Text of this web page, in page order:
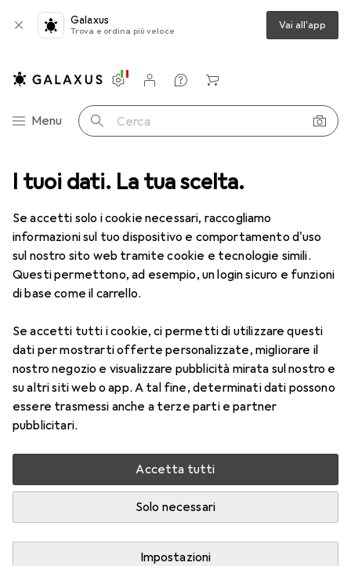
I tuoi dati. La tua scelta.
Se accetti solo i cookie necessari, raccogliamo
informazioni sul tuo dispositivo e comportamento d'uso
sul nostro sito web tramite cookie e tecnologie simili.
Questi permettono, ad esempio, un login sicuro e funzioni
di base come il carrello.
Se accetti tutti i cookie, ci permetti di utilizzare questi
dati per mostrarti offerte personalizzate, migliorare il
nostro negozio e visualizzare pubblicità mirata sul nostro e
su altri siti web o app. A tal fine, determinati dati possono
essere trasmessi anche a terze parti e partner
pubblicitari.
Accetta tutti
Solo necessari
Impostazioni
Galaxus
Trova e ordina più veloce Vai all'app
Categoria Navigazione
Menu Cerca
Impostazioni
Conto cliente
Liste di confronto
Liste dei desideri
Carrello
Lenti a contatto Air Optix plus HydraGlyde for Astigmatism
1 Immagine
Air Optix plus HydraGlyde for
-8.5, Obiettivo mensile, 6 pz., Torico
Prezzo in EUR IVA incl.
EUR
47,29 EUR
7,88/1pz.
Consegna tra ven, 14/8 e mar, 18/8
Più di 10 pezzi in stock presso il fornitore
Aggiungi al carrello